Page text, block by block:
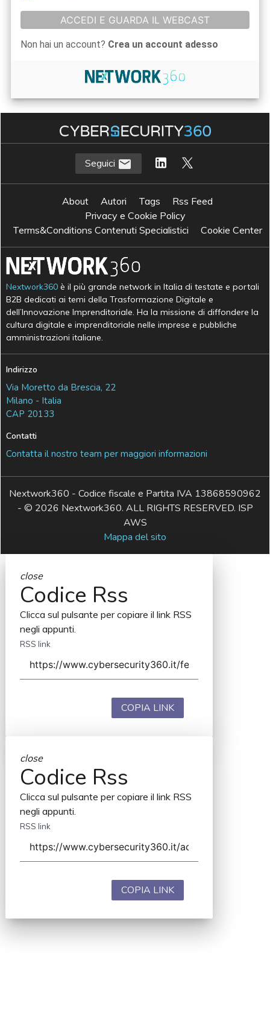
ACCEDI E GUARDA IL WEBCAST
Non hai un account? Crea un account adesso
Seguici
About Autori Tags
Rss Feed
Privacy e Cookie Policy
Terms&Conditions Contenuti Specialistici
Cookie Center
Nextwork360 è il più grande network in Italia di testate e portali
B2B dedicati ai temi della Trasformazione Digitale e
dell’Innovazione Imprenditoriale. Ha la missione di diffondere la
cultura digitale e imprenditoriale nelle imprese e pubbliche
amministrazioni italiane.
Indirizzo
Via Moretto da Brescia, 22
Milano - Italia
CAP 20133
Contatti
Contatta il nostro team per maggiori informazioni
Nextwork360 - Codice fiscale e Partita IVA 13868590962
- © 2026 Nextwork360. ALL RIGHTS RESERVED. ISP
AWS
Mappa del sito
close
Codice Rss
Clicca sul pulsante per copiare il link RSS
negli appunti.
RSS link
COPIA LINK
close
Codice Rss
Clicca sul pulsante per copiare il link RSS
negli appunti.
RSS link
COPIA LINK